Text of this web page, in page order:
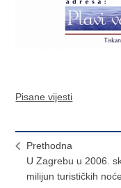
Pisane vijesti
Prethodna
U Zagrebu u 2006.
milijun turističkih